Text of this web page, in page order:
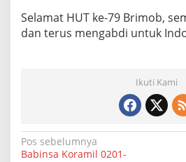
T
K
B
m
Selamat HUT ke-79 Brimob,
dan terus mengabdi untuk
Ikuti Kami
N
Pos sebelumnya
Babinsa Koramil 0201-